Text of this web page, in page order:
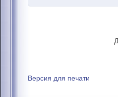
Версия для печати